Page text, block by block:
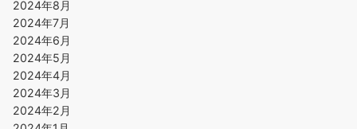
2024年8月
2024年7月
2024年6月
2024年5月
2024年4月
2024年3月
2024年2月